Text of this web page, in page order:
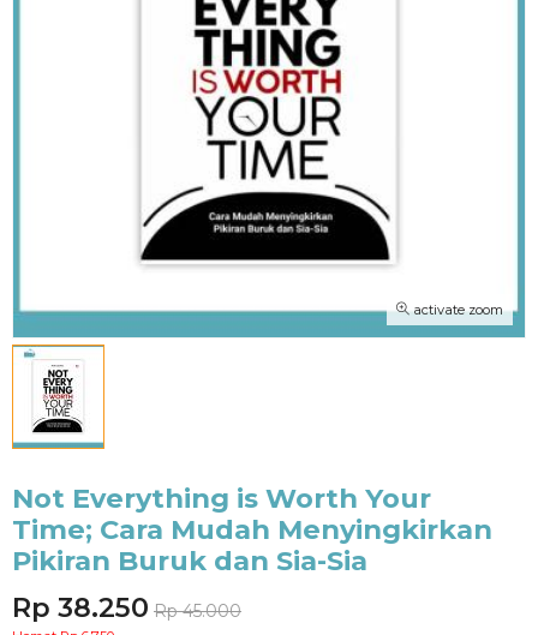
activate zoom
Not Everything is Worth Your
Time; Cara Mudah Menyingkirkan
Pikiran Buruk dan Sia-Sia
Rp 38.250 Rp 45.000